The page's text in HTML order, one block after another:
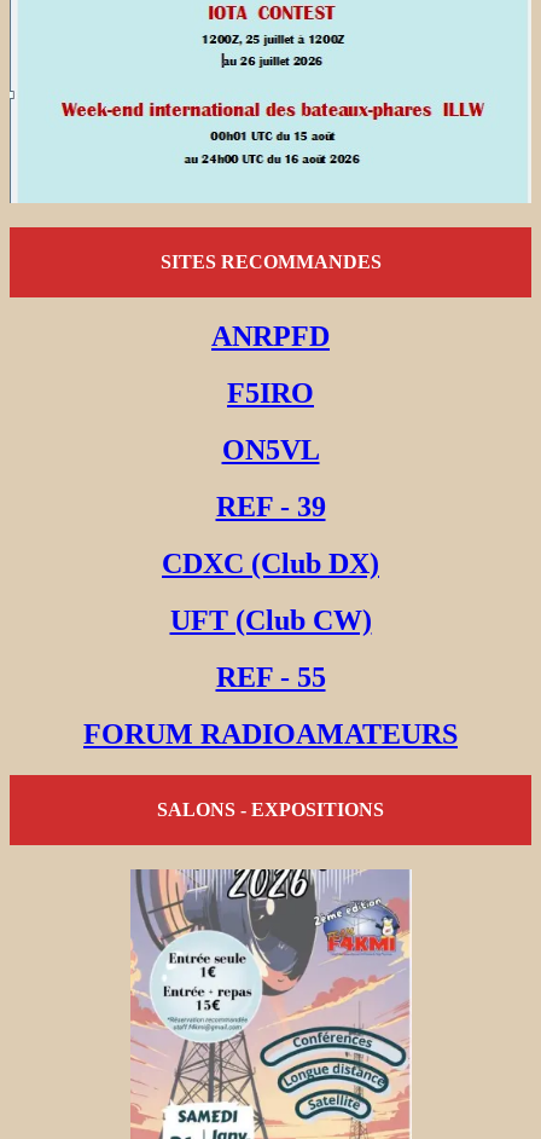
SITES RECOMMANDES
ANRPFD
F5IRO
ON5VL
REF - 39
CDXC (Club DX)
UFT (Club CW)
REF - 55
FORUM RADIOAMATEURS
SALONS - EXPOSITIONS